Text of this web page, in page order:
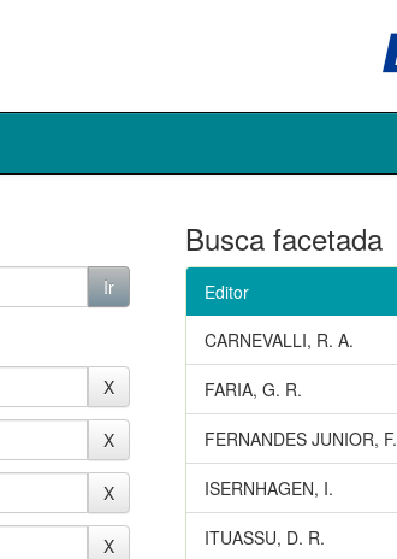
Busca facetada
Editor
CARNEVALLI, R. A.
FARIA, G. R.
FERNANDES JUNIOR, F.
ISERNHAGEN, I.
ITUASSU, D. R.